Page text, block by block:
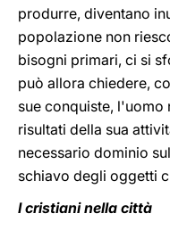
produrre, diventano
popolazione non
bisogni primari, ci si
può allora chiedere,
sue conquiste, l'uomo
risultati della sua
necessario dominio
schiavo degli oggetti
I cristiani nella città